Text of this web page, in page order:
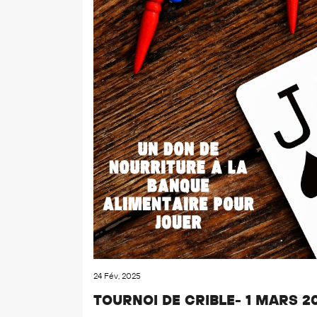
24 Fév, 2025
TOURNOI DE CRIBLE- 1 MARS